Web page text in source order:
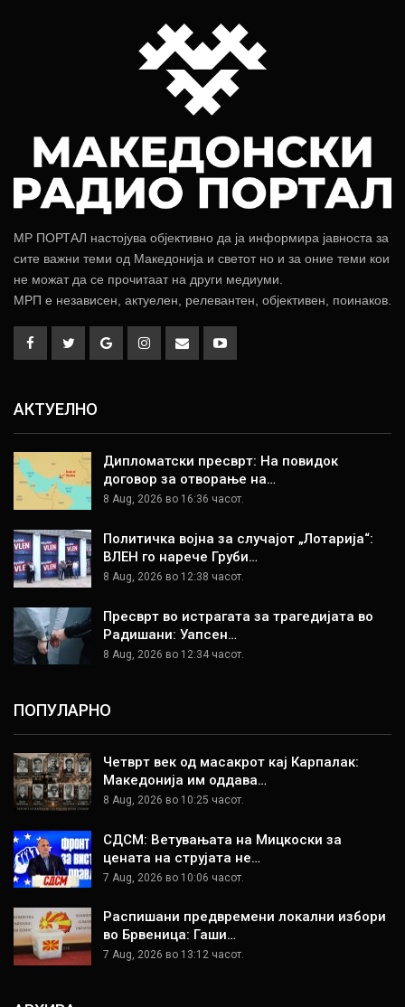
МР ПОРТАЛ настојува објективно да ја информира јавноста за
сите важни теми од Македонија и светот но и за оние теми кои
не можат да се прочитаат на други медиуми.
МРП е независен, актуелен, релевантен, објективен, поинаков.
АКТУЕЛНО
Дипломатски пресврт: На повидок
договор за отворање на…
8 Aug, 2026 во 16:36 часот.
Политичка војна за случајот „Лотарија“:
ВЛЕН го нарече Груби…
8 Aug, 2026 во 12:38 часот.
Пресврт во истрагата за трагедијата во
Радишани: Уапсен…
8 Aug, 2026 во 12:34 часот.
ПОПУЛАРНО
Четврт век од масакрот кај Карпалак:
Македонија им оддава…
8 Aug, 2026 во 10:25 часот.
СДСМ: Ветувањата на Мицкоски за
цената на струјата не…
7 Aug, 2026 во 10:06 часот.
Распишани предвремени локални избори
во Брвеница: Гаши…
7 Aug, 2026 во 13:12 часот.